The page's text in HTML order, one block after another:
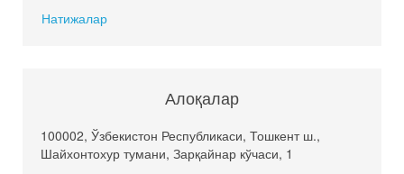
Натижалар
Алоқалар
100002, Ўзбекистон Республикаси, Тошкент ш.,
Шайхонтохур тумани, Зарқайнар кўчаси, 1